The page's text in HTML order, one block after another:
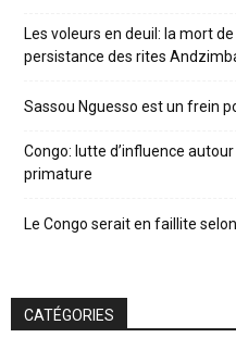
Les voleurs en deuil: la mort
persistance des rites
Sassou Nguesso est un frein
Congo: lutte d’influence
primature
Le Congo serait en faillite selon
CATÉGORIES